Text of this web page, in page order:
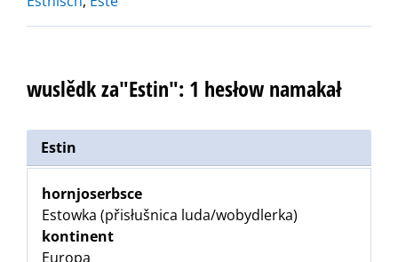
wuslědk za"Estin": 1 hesłow namakał
Estin
hornjoserbsce
Estowka (přisłušnica luda/wobydlerka)
kontinent
Europa